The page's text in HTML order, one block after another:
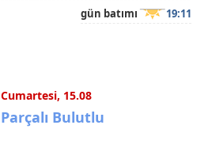
gün batımı 19:11
Cumartesi, 15.08
Parçalı Bulutlu